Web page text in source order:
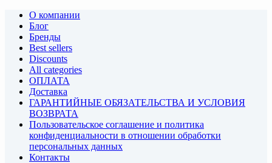
О компании
Блог
Бренды
Best sellers
Discounts
All categories
ОПЛАТА
Доставка
ГАРАНТИЙНЫЕ ОБЯЗАТЕЛЬСТВА И УСЛОВИЯ
ВОЗВРАТА
Пользовательское соглашение и политика
конфиденциальности в отношении обработки
персональных данных
Контакты